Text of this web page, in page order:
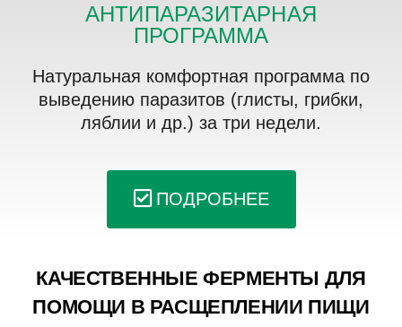
АНТИПАРАЗИТАРНАЯ
ПРОГРАММА
Натуральная комфортная программа по
выведению паразитов (глисты, грибки,
ляблии и др.) за три недели.
ПОДРОБНЕЕ
КАЧЕСТВЕННЫЕ ФЕРМЕНТЫ ДЛЯ
ПОМОЩИ В РАСЩЕПЛЕНИИ ПИЩИ